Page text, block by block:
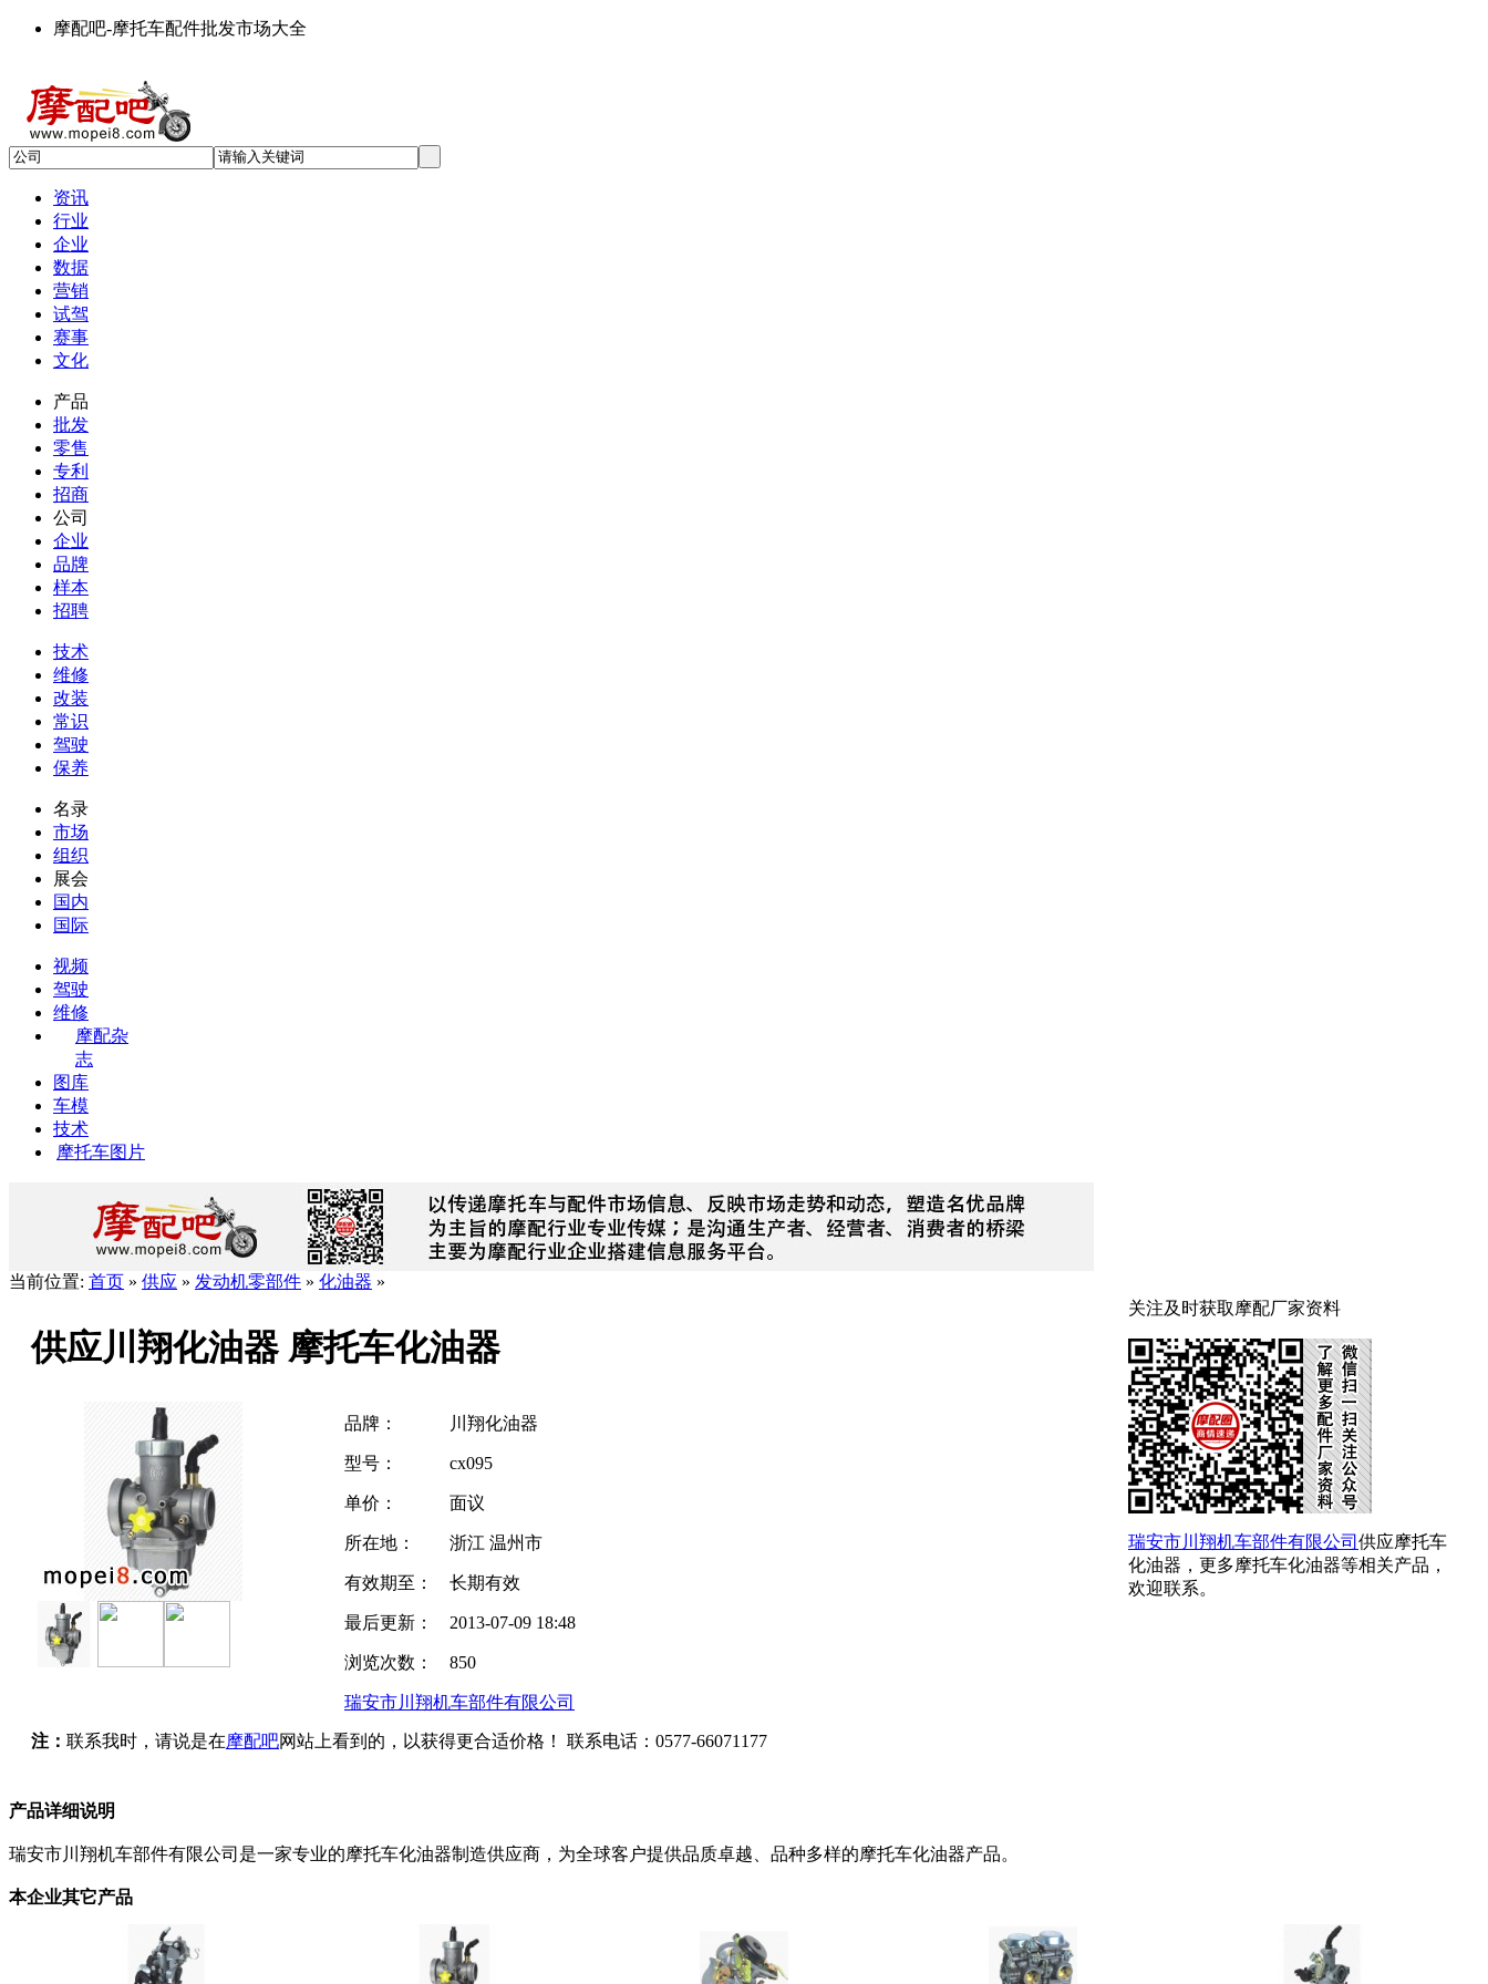
摩配吧-摩托车配件批发市场大全
资讯
行业
企业
数据
营销
试驾
赛事
文化
产品
批发
零售
专利
招商
公司
企业
品牌
样本
招聘
技术
维修
改装
常识
驾驶
保养
名录
市场
组织
展会
国内
国际
视频
驾驶
维修
摩配杂
志
图库
车模
技术
摩托车图片
当前位置: 首页 » 供应 » 发动机零部件 » 化油器 »
供应川翔化油器 摩托车化油器
品牌： 川翔化油器
型号： cx095
单价： 面议
所在地： 浙江 温州市
有效期至： 长期有效
最后更新： 2013-07-09 18:48
浏览次数： 850
瑞安市川翔机车部件有限公司
注： 联系我时，请说是在摩配吧网站上看到的，以获得更合适价格！ 联系电话： 0577-66071177
关注及时获取摩配厂家资料
瑞安市川翔机车部件有限公司 供应摩托车
化油器，更多摩托车化油器等相关产品，
欢迎联系。
产品详细说明
瑞安市川翔机车部件有限公司是一家专业的摩托车化油器制造供应商，为全球客户提供品质卓越、品种多样的摩托车化油器产品。
本企业其它产品